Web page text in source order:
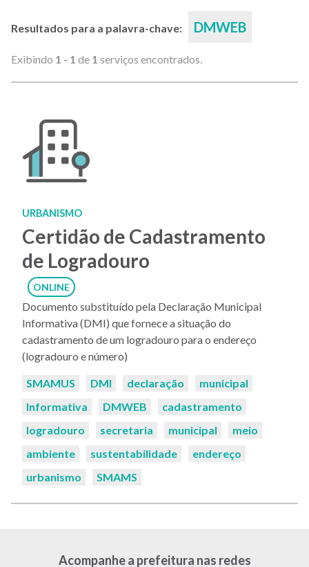
Resultados para a palavra-chave: DMWEB
Exibindo 1 - 1 de 1 serviços encontrados.
URBANISMO
Certidão de Cadastramento
de Logradouro
ONLINE
Documento substituído pela Declaração Municipal
Informativa (DMI) que fornece a situação do
cadastramento de um logradouro para o endereço
(logradouro e número)
Palavras-
SMAMUS DMI declaração
municipal
Informativa
DMWEB
cadastramento
logradouro
secretaria municipal
meio
ambiente
sustentabilidade
endereço
urbanismo
SMAMS
Acompanhe a prefeitura nas redes